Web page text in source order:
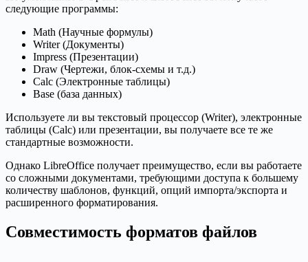
следующие программы:
Math (Научные формулы)
Writer (Документы)
Impress (Презентации)
Draw (Чертежи, блок-схемы и т.д.)
Calc (Электронные таблицы)
Base (база данных)
Используете ли вы текстовый процессор (Writer), электронные
таблицы (Calc) или презентации, вы получаете все те же
стандартные возможности.
Однако LibreOffice получает преимущество, если вы работаете
со сложными документами, требующими доступа к большему
количеству шаблонов, функций, опций импорта/экспорта и
расширенного форматирования.
Совместимость форматов файлов